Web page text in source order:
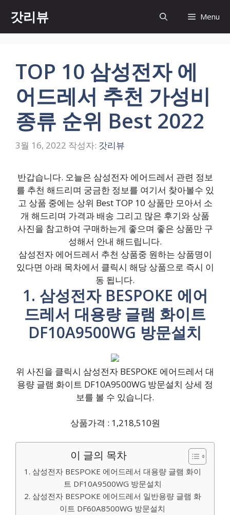
츠
갓리뷰 Menu
TOP 10 삼성전자 에
어드레서 추천 가성비
종류 순위 Best 2022
3월 16, 2022 작성자: 갓리뷰
반갑습니다. 오늘은 삼성전자 에어드레서 관련 정보
를 추천 해드리며 궁금한 정보를 여기서 찾아볼수 있
고 상품 중에는 상위 Best TOP 10 상품만 모아서 소
개 해드리며 가격과 배송 그리고 많은 후기와 상품
사진을 참고하여 구매하는게 좋으며 좋은 상품만 구
성해서 안내 해드립니다.
삼성전자 에어드레서 추천 상품중 원하는 상품명이
있다면 아래 목차에서 클릭시 해당 상품으로 즉시 이
동 됩니다.
1. 삼성전자 BESPOKE 에어
드레서 대용량 글램 화이트
DF10A9500WG 방문설치
위 사진을 클릭시 삼성전자 BESPOKE 에어드레서 대
용량 글램 화이트 DF10A9500WG 방문설치 상세 정
보를 볼 수 있습니다.
상품가격 : 1,218,510원
이 글의 목차
1. 삼성전자 BESPOKE 에어드레서 대용량 글램 화이
트 DF10A9500WG 방문설치
2. 삼성전자 BESPOKE 에어드레서 일반용량 글램 화
이트 DF60A8500WG 방문설치